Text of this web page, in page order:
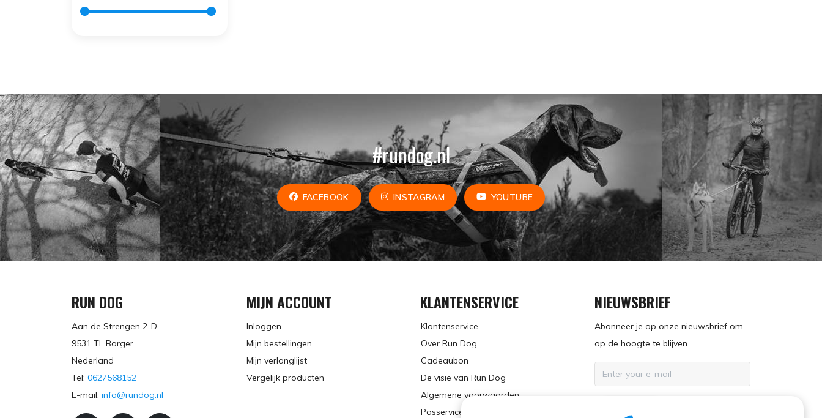
#rundog.nl
FACEBOOK INSTAGRAM YOUTUBE
RUN DOG
Aan de Strengen 2-D
9531 TL Borger
Nederland
Tel: 0627568152
E-mail: info@rundog.nl
MIJN ACCOUNT
Inloggen
Mijn bestellingen
Mijn verlanglijst
Vergelijk producten
KLANTENSERVICE
Klantenservice
Over Run Dog
Cadeaubon
De visie van Run Dog
Algemene voorwaarden
Passervice op afspraak
NIEUWSBRIEF
Abonneer je op onze nieuwsbrief om
op de hoogte te blijven.